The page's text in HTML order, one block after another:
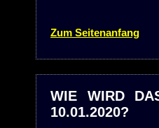
Zum Seitenanfang
WIE WIRD
10.01.2020?